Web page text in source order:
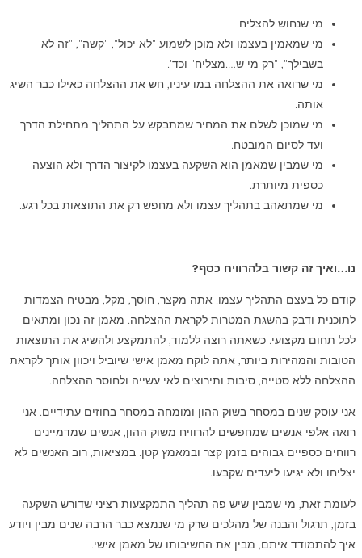
מי שנחוש להצליח.
מי שמאמין בעצמו ולא מוכן לשמוע "לא יכול", "קשה", "זה לא
בשבילך", "רק מי ש….מצליח" וכד'.
מי שרואה את ההצלחה במו עיניו, חש את ההצלחה כאילו כבר השיג
אותה.
מי שמוכן לשלם את המחיר שמתבקש על התהליך מתחילת הדרך
ועד לסיום המובטח.
מי שמבין שמאמן הוא השקעה בעצמו לקיצור הדרך ולא הוצעה
כספית מיותרת.
מי שמתאהב בתהליך עצמו ולא מחפש רק את התוצאות בכל רגע.
נו…ואיך זה קשור בלהרוויח כסף?
קודם כל בעצם התהליך עצמו. אתה מקצר, חוסך, מקל, מבטיח הצמדות
לתוכנית ודבק בהשגת המטרות לקראת ההצלחה. מאמן זה נכון ומתאים
לכל תחום מקצועי. כשאתה רוצה ללמוד, להתמקצע ולהשיג את התוצאות
הטובות והמהירות ביותר, אתה לוקח מאמן אישי שיוביל ויכוון אותך לקראת
ההצלחה ללא סטייה, סיבות ותירוצים לאי עשייה ולחוסר ההצלחה.
אני עוסק שנים במסחר בשוק ההון ומומחה במסחר בחוזים עתידיים. אני
רואה אלפי אנשים שמחפשים להרוויח משוק ההון, אנשים שמדמיינים
רווחים כספיים גבוהים בזמן קצר ובמאמץ קטן. במציאות, רוב האנשים לא
יצליחו ולא יגיעו ליעדים שקבעו.
לעומת זאת, מי שמבין שיש פה תהליך התמקצעות רציני שדורש השקעה
בזמן, תרגול והבנה של מהלכים שרק מי שנמצא כבר הרבה שנים מבין ויודע
איך להתמודד איתם, מבין את החשיבותו של מאמן אישי.